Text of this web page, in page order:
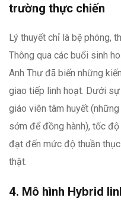
trường thực chiến
Lý thuyết chỉ là bệ phóng,
Thông qua các buổi sinh
Anh Thư đã biến những
giao tiếp linh hoạt. Dưới
giáo viên tâm huyết
sớm để đồng hành), tốc
đạt đến mức độ thuần
thật.
4. Mô hình Hybrid